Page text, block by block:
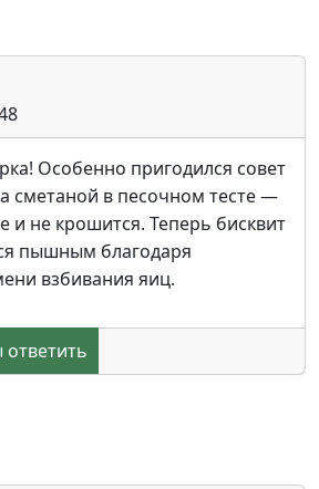
Особенно пригодился совет
сметаной в песочном тесте —
и не крошится. Теперь бисквит
пышным благодаря
взбивания яиц.